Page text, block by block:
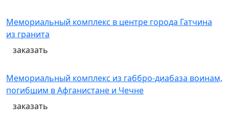
Мемориальный комплекс в центре города Гатчина
из гранита
заказать
Мемориальный комплекс из габбро-диабаза воинам,
погибшим в Афганистане и Чечне
заказать